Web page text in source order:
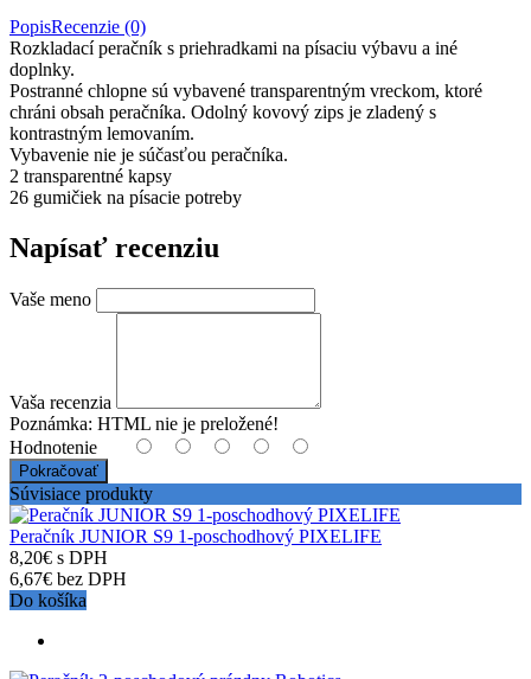
PopisRecenzie (0)
Rozkladací peračník s priehradkami na písaciu výbavu a iné
doplnky.
Postranné chlopne sú vybavené transparentným vreckom, ktoré
chráni obsah peračníka. Odolný kovový zips je zladený s
kontrastným lemovaním.
Vybavenie nie je súčasťou peračníka.
2 transparentné kapsy
26 gumičiek na písacie potreby
Napísať recenziu
Vaše meno
Vaša recenzia
Poznámka: HTML nie je preložené!
Hodnotenie
Pokračovať
Súvisiace produkty
Peračník JUNIOR S9 1-poschodhový PIXELIFE
8,20€ s DPH
6,67€ bez DPH
Do košíka